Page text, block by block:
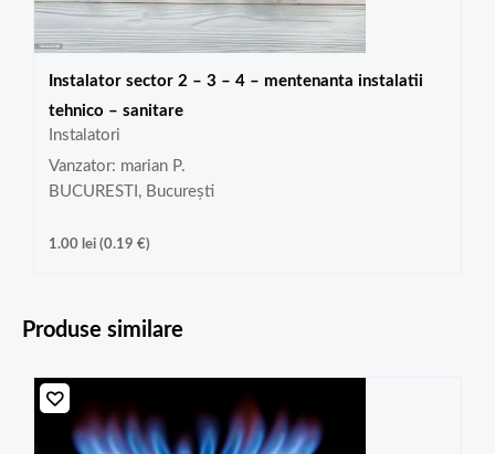
Instalator sector 2 – 3 – 4 – mentenanta instalatii
tehnico – sanitare
Instalatori
Vanzator: marian P.
BUCURESTI, București
1.00 lei(0.19 €)
Produse similare